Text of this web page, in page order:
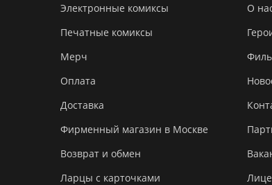
Электронные комиксы
Печатные комиксы
Мерч
Оплата
Доставка
Фирменный магазин в Москве
Возврат и обмен
Ларцы с карточками
О